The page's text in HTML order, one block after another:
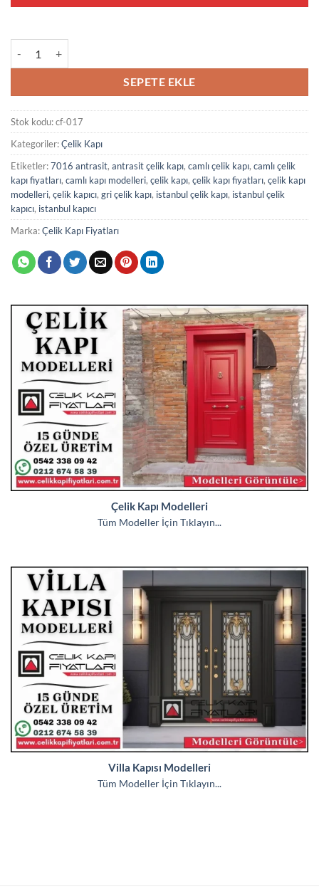
SEPETE EKLE
Stok kodu:cf-017
Kategoriler:Çelik Kapı
Etiketler:7016 antrasit, antrasit çelik kapı, camlı çelik kapı, camlı çelik
kapı fiyatları, camlı kapı modelleri, çelik kapı, çelik kapı fiyatları, çelik kapı
modelleri, çelik kapıcı, gri çelik kapı, istanbul çelik kapı, istanbul çelik
kapıcı, istanbul kapıcı
Marka:Çelik Kapı Fiyatları
Çelik Kapı Modelleri
Tüm Modeller İçin Tıklayın...
Villa Kapısı Modelleri
Tüm Modeller İçin Tıklayın...